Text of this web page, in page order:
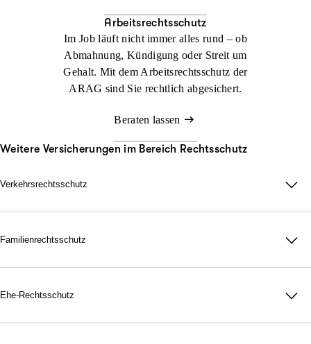
Arbeitsrechtsschutz
Im Job läuft nicht immer alles rund – ob
Abmahnung, Kündigung oder Streit um
Gehalt. Mit dem Arbeitsrechtsschutz der
ARAG sind Sie rechtlich abgesichert.
Beraten lassen
Weitere Versicherungen im Bereich Rechtsschutz
Verkehrsrechtsschutz
Verkehrsrechtsschutz dafür, dass Sie zu Ihrem Recht kommen.
Jetzt konfigurieren Beraten lassen
Familienrechtsschutz
dem Leben gelassen gegenüber. Denn durch unsere flexiblen
ausfallen soll.
Ehe-Rechtsschutz